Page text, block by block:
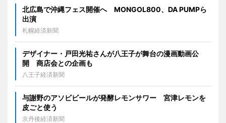
北広島で沖縄フェス開催へ MONGOL800、DA PUMPら
出演
札幌経済新聞
デザイナー・戸田光祐さんが八王子が舞台の漫画動画公
開 商店会との企画も
八王子経済新聞
与謝野のアソビビールが発酵レモンサワー 宮津レモンを
皮ごと使う
京丹後経済新聞